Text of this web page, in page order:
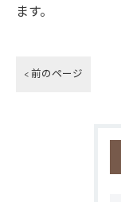
ます。
< 前のページ